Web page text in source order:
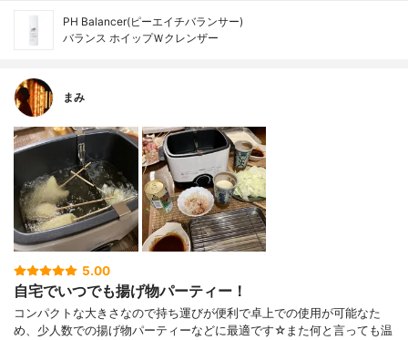
PH Balancer(ピーエイチバランサー)
バランス ホイップＷクレンザー
まみ
5.00
自宅でいつでも揚げ物パーティー！
コンパクトな大きさなので持ち運びが便利で卓上での使用が可能なた
め、少人数での揚げ物パーティーなどに最適です☆また何と言っても温